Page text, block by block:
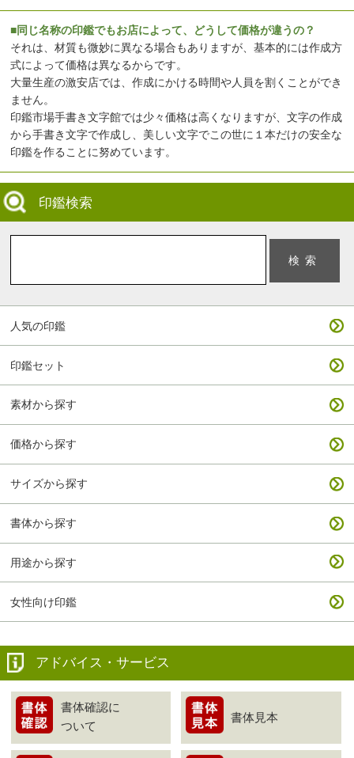
■同じ名称の印鑑でもお店によって、どうして価格が違うの？
それは、材質も微妙に異なる場合もありますが、基本的には作成方
式によって価格は異なるからです。
大量生産の激安店では、作成にかける時間や人員を割くことができ
ません。
印鑑市場手書き文字館では少々価格は高くなりますが、文字の作成
から手書き文字で作成し、美しい文字でこの世に１本だけの安全な
印鑑を作ることに努めています。
印鑑検索
人気の印鑑
印鑑セット
素材から探す
価格から探す
サイズから探す
書体から探す
用途から探す
女性向け印鑑
アドバイス・サービス
書体確認に
ついて
書体見本